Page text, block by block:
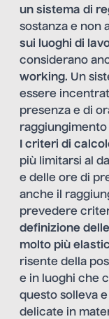
un sistema di
sostanza e non
sui luoghi di
considerano
working. Un
essere
presenza e di
I criteri di
più limitarsi al
e delle ore di
anche il
prevedere
definizione
molto più
risente della
e in luoghi che
questo solleva
delicate in